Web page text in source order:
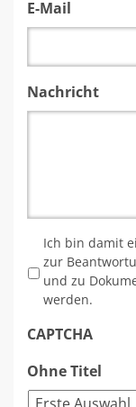
E-Mail
Nachricht
Ich bin damit
zur
und zu
werden.
CAPTCHA
Ohne Titel